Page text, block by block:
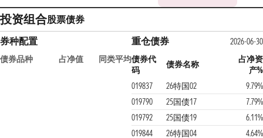
投资组合股票债券
券种配置
债券品种 占净值 同类平均
重仓债券
2026-06-30
债券代
码
债券名称
占净资
产%
019837
26特国02
9.79%
019790
25国债17
7.79%
019792
25国债19
6.11%
019844
26特国04
4.64%